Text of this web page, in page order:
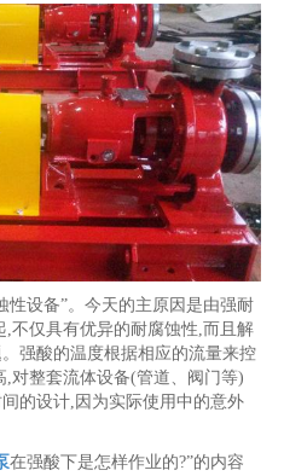
性设备”。今天的主原因是由强耐
不仅具有优异的耐腐蚀性,而且解
强酸的温度根据相应的流量来控
对整套流体设备(管道、阀门等)
的设计,因为实际使用中的意外
在强酸下是怎样作业的?”的内容